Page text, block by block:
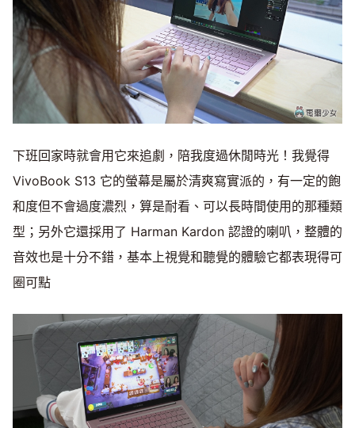
下班回家時就會用它來追劇，陪我度過休閒時光！我覺得
VivoBook S13 它的螢幕是屬於清爽寫實派的，有一定的飽
和度但不會過度濃烈，算是耐看、可以長時間使用的那種類
型；另外它還採用了 Harman Kardon 認證的喇叭，整體的
音效也是十分不錯，基本上視覺和聽覺的體驗它都表現得可
圈可點